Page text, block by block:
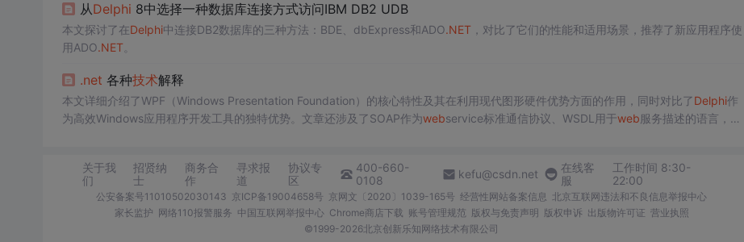
从Delphi 8中选择一种数据库连接方式访问IBM DB2 UDB
本文探讨了在Delphi中连接DB2数据库的三种方法：BDE、dbExpress和ADO.NET，对比了它们的性能和适用场景，推荐了新应用程序使
用ADO.NET。
.net 各种技术解释
本文详细介绍了WPF（Windows Presentation Foundation）的核心特性及其在利用现代图形硬件优势方面的作用，同时对比了Delphi作
为高效Windows应用程序开发工具的独特优势。文章还涉及了SOAP作为webservice标准通信协议、WSDL用于web服务描述的语言，以
关于我
们
招贤纳
士
商务合
作
寻求报
道
协议专
区
400-660-
0108
kefu@csdn.net
在线客
服
工作时间 8:30-
22:00
公安备案号11010502030143 京ICP备19004658号 京网文〔2020〕1039-165号 经营性网站备案信息 北京互联网违法和不良信息举报中心
家长监护 网络110报警服务 中国互联网举报中心 Chrome商店下载 账号管理规范 版权与免责声明 版权申诉 出版物许可证 营业执照
©1999-2026北京创新乐知网络技术有限公司